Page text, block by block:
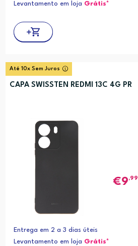
Levantamento em loja Grátis*
Até 10x Sem Juros
CAPA SWISSTEN REDMI 13C 4G PR
9,99
Entrega em 2 a 3 dias úteis
Levantamento em loja Grátis*